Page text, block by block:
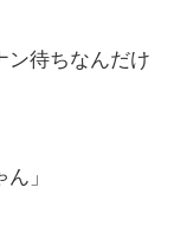
ン待ちなんだけ
」